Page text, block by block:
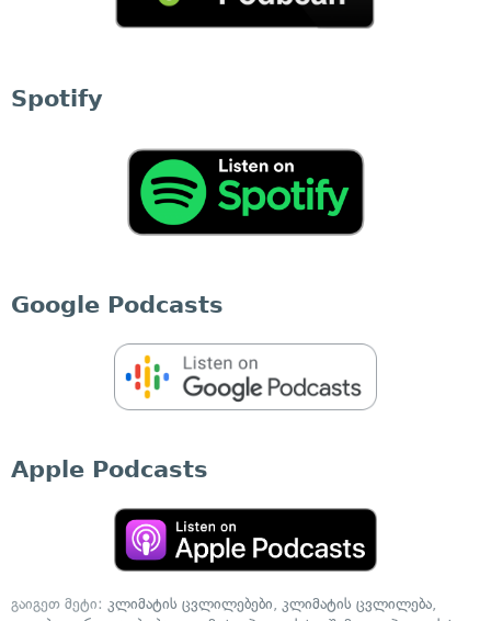
Spotify
Google Podcasts
Apple Podcasts
გაიგეთ მეტი: კლიმატის ცვლილებები, კლიმატის ცვლილება,